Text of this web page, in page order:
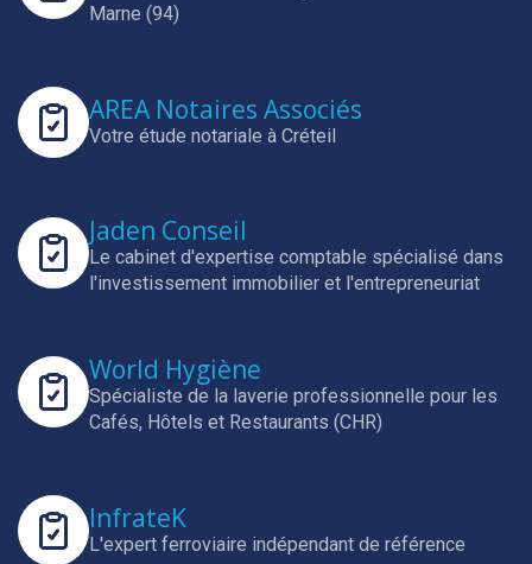
Marne (94)
AREA Notaires Associés
Votre étude notariale à Créteil
Jaden Conseil
Le cabinet d'expertise comptable spécialisé dans
l'investissement immobilier et l'entrepreneuriat
World Hygiène
Spécialiste de la laverie professionnelle pour les
Cafés, Hôtels et Restaurants (CHR)
InfrateK
L'expert ferroviaire indépendant de référence